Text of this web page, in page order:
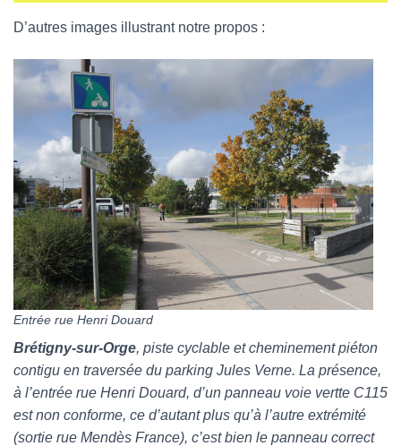
D’autres images illustrant notre propos :
Entrée rue Henri Douard
Brétigny-sur-Orge, piste cyclable et cheminement piéton
contigu en traversée du parking Jules Verne. La présence,
à l’entrée rue Henri Douard, d’un panneau voie vertte C115
est non conforme, ce d’autant plus qu’à l’autre extrémité
(sortie rue Mendès France), c’est bien le panneau correct